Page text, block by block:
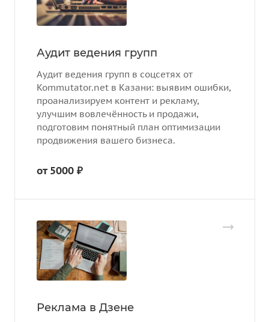
Аудит ведения групп
Аудит ведения групп в соцсетях от
Kommutator.net в Казани: выявим ошибки,
проанализируем контент и рекламу,
улучшим вовлечённость и продажи,
подготовим понятный план оптимизации
продвижения вашего бизнеса.
от 5000 ₽
Реклама в Дзене